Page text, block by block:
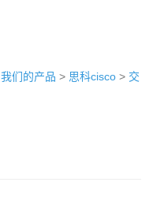
我们的产品 > 思科cisco > 交